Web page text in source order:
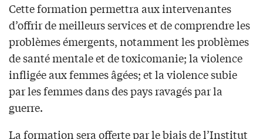
Cette formation permettra aux intervenantes
d’offrir de meilleurs services et de comprendre les
problèmes émergents, notamment les problèmes
de santé mentale et de toxicomanie; la violence
infligée aux femmes âgées; et la violence subie
par les femmes dans des pays ravagés par la
guerre.
La formation sera offerte par le biais de l’Institut